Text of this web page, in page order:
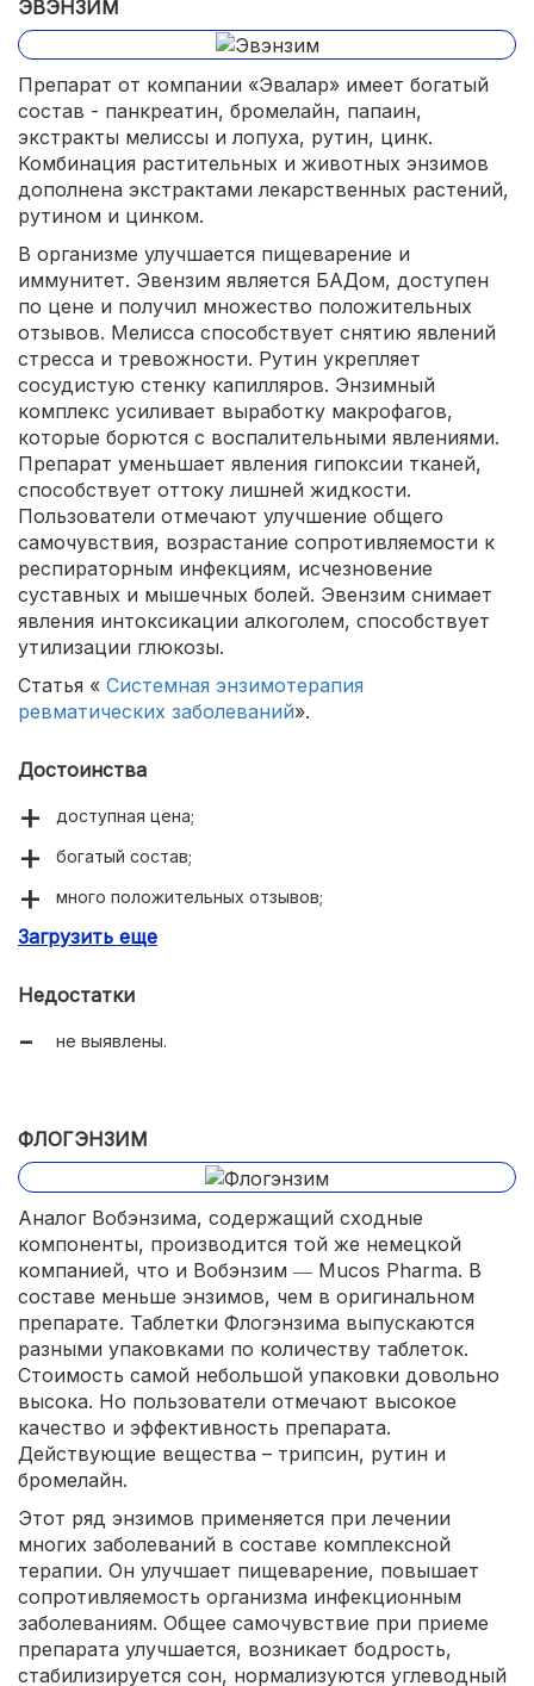
ЭВЭНЗИМ
Препарат от компании «Эвалар» имеет богатый
состав - панкреатин, бромелайн, папаин,
экстракты мелиссы и лопуха, рутин, цинк.
Комбинация растительных и животных энзимов
дополнена экстрактами лекарственных растений,
рутином и цинком.
В организме улучшается пищеварение и
иммунитет. Эвензим является БАДом, доступен
по цене и получил множество положительных
отзывов. Мелисса способствует снятию явлений
стресса и тревожности. Рутин укрепляет
сосудистую стенку капилляров. Энзимный
комплекс усиливает выработку макрофагов,
которые борются с воспалительными явлениями.
Препарат уменьшает явления гипоксии тканей,
способствует оттоку лишней жидкости.
Пользователи отмечают улучшение общего
самочувствия, возрастание сопротивляемости к
респираторным инфекциям, исчезновение
суставных и мышечных болей. Эвензим снимает
явления интоксикации алкоголем, способствует
утилизации глюкозы.
Статья « Системная энзимотерапия
ревматических заболеваний».
Достоинства
доступная цена;
богатый состав;
много положительных отзывов;
натуральные ингредиенты.
Загрузить еще
Недостатки
не выявлены.
ФЛОГЭНЗИМ
Аналог Вобэнзима, содержащий сходные
компоненты, производится той же немецкой
компанией, что и Вобэнзим ― Mucos Pharma. В
составе меньше энзимов, чем в оригинальном
препарате. Таблетки Флогэнзима выпускаются
разными упаковками по количеству таблеток.
Стоимость самой небольшой упаковки довольно
высока. Но пользователи отмечают высокое
качество и эффективность препарата.
Действующие вещества – трипсин, рутин и
бромелайн.
Этот ряд энзимов применяется при лечении
многих заболеваний в составе комплексной
терапии. Он улучшает пищеварение, повышает
сопротивляемость организма инфекционным
заболеваниям. Общее самочувствие при приеме
препарата улучшается, возникает бодрость,
стабилизируется сон, нормализуются углеводный